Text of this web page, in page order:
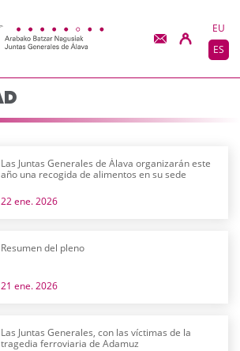
- JJGG-
EU
ES
Las Juntas Generales de Álava organizarán este
año una recogida de alimentos en su sede
22 ene. 2026
Resumen del pleno
21 ene. 2026
Las Juntas Generales, con las víctimas de la
tragedia ferroviaria de Adamuz